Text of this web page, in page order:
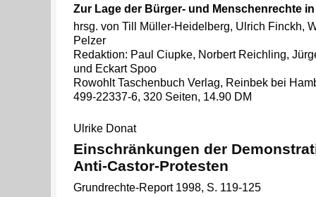
Zur Lage der Bürger- und Menschenrechte
hrsg. von Till Müller-Heidelberg, Ulrich Finckh,
Pelzer
Redaktion: Paul Ciupke, Norbert Reichling,
und Eckart Spoo
Rowohlt Taschenbuch Verlag, Reinbek bei
499-22337-6, 320 Seiten, 14.90 DM
Ulrike Donat
Einschränkungen der
Anti-Castor-Protesten
Grundrechte-Report 1998, S. 119-125